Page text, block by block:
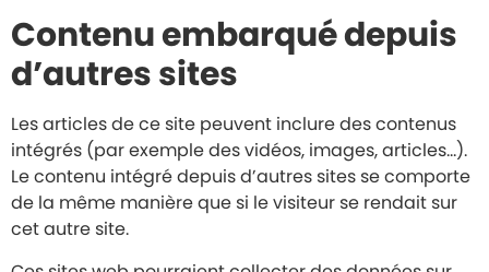
Contenu embarqué depuis
d’autres sites
Les articles de ce site peuvent inclure des contenus
intégrés (par exemple des vidéos, images, articles…).
Le contenu intégré depuis d’autres sites se comporte
de la même manière que si le visiteur se rendait sur
cet autre site.